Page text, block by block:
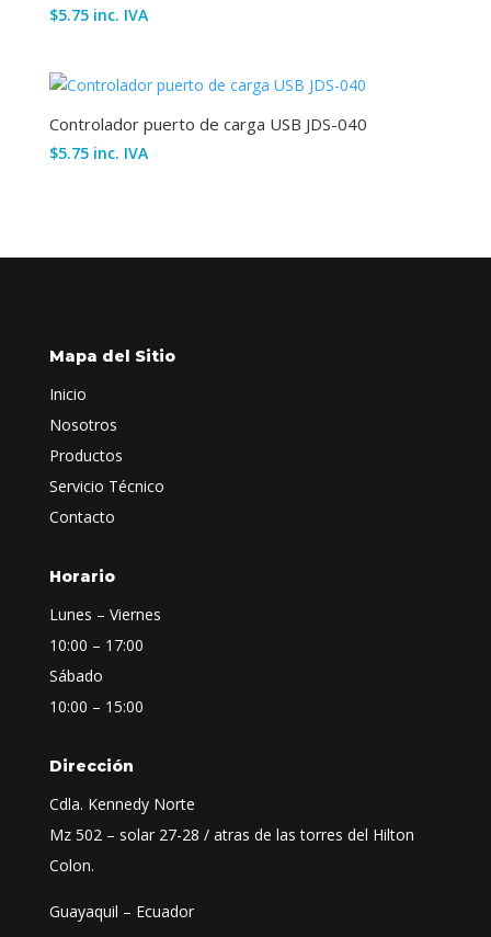
$5.75 inc. IVA
Controlador puerto de carga USB JDS-040
$5.75 inc. IVA
Mapa del Sitio
Inicio
Nosotros
Productos
Servicio Técnico
Contacto
Horario
Lunes – Viernes
10:00 – 17:00
Sábado
10:00 – 15:00
Dirección
Cdla. Kennedy Norte
Mz 502 – solar 27-28 / atras de las torres del Hilton
Colon.
Guayaquil – Ecuador